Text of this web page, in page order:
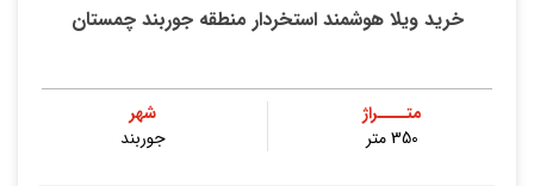
خرید ویلا هوشمند استخردار منطقه جوربند چمستان
متــــراژ
350 متر
شهر
جوربند